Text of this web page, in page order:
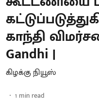
காந்தி
Gandhi |
கிழக்கு நியூஸ்
1 min read